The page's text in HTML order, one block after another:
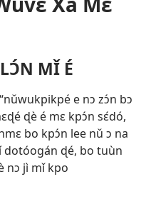
MǏ É
e nɔ zɔ́n bɔ
ɖè é mɛ kpɔ́n sɛ́dó,
bo kpɔ́n lee nǔ ɔ na
dotóogán ɖé, bo tuùn
nɔ jì mǐ kpo